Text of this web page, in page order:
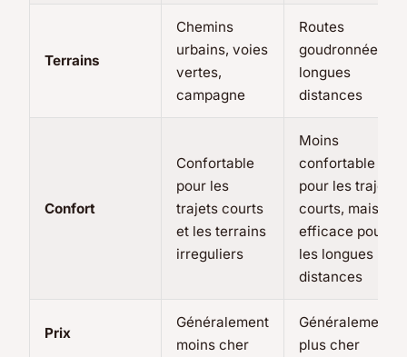
Terrains
Chemins
urbains, voies
vertes,
campagne
Routes
goudronnées,
longues
distances
Confort
Confortable
pour les
trajets courts
et les terrains
irreguliers
Moins
confortable
pour les trajets
courts, mais
efficace pour
les longues
distances
Prix
Généralement
moins cher
Généralement
plus cher